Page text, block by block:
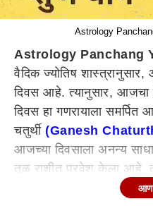
Astrology
Astrology Panchang
वैदिक ज्योतिष
दिवस आहे. त्यानुसार,
दिवस हा गणरायाला
चतुर्थी (Ganesh
आजच्या दिवसाला अनन्य
तूळ राशीत प्रवेश केला
नवपंचम योग आणि अनेक शुभ